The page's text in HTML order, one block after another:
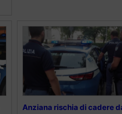
Anziana rischia di cadere